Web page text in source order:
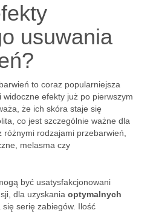
usuwania
to coraz popularniejsza
efekty już po pierwszym
że ich skóra staje się
co jest szczególnie ważne dla
rodzajami przebarwień,
melasma czy
być usatysfakcjonowani
dla uzyskania optymalnych
się serię zabiegów. Ilość